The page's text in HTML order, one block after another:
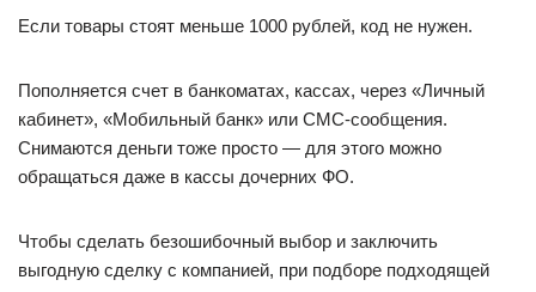
Если товары стоят меньше 1000 рублей, код не нужен.
Пополняется счет в банкоматах, кассах, через «Личный
кабинет», «Мобильный банк» или СМС-сообщения.
Снимаются деньги тоже просто — для этого можно
обращаться даже в кассы дочерних ФО.
Чтобы сделать безошибочный выбор и заключить
выгодную сделку с компанией, при подборе подходящей